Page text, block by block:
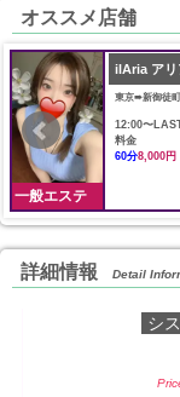
オススメ店舗
一般エステ
ilAria アリ
東京➠新御徒
12:00〜
料金
60分8,000円
詳細情報 Detail
シ